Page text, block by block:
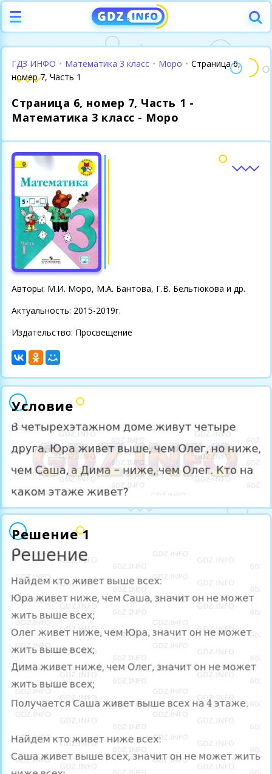
ГДЗ ИНФО • Математика 3 класс • Моро • Страница 6,
номер 7, Часть 1
Страница 6, номер 7, Часть 1 -
Математика 3 класс - Моро
Авторы: М.И. Моро, М.А. Бантова, Г.В. Бельтюкова и др.
Актуальность: 2015-2019г.
Издательство: Просвещение
Условие
Решение 1